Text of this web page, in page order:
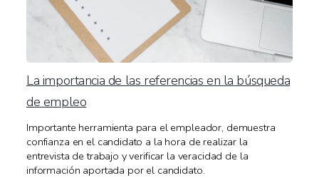
La importancia de las referencias en la búsqueda
de empleo
Importante herramienta para el empleador, demuestra
confianza en el candidato a la hora de realizar la
entrevista de trabajo y verificar la veracidad de la
información aportada por el candidato.